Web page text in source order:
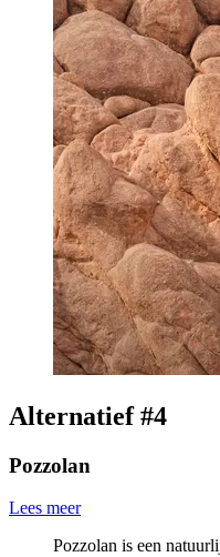
Alternatief #4
Pozzolan
Lees meer
Pozzolan is een